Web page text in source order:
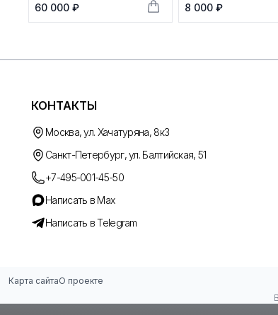
60 000 ₽ 8 000 ₽
КОНТАКТЫ
Москва, ул. Хачатуряна, 8к3
Санкт-Петербург, ул. Балтийская, 51
+7-495-001-45-50
Написать в Max
Написать в Telegram
Карта сайтаО проекте